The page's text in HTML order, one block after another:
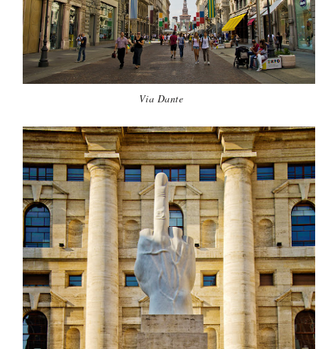
Via Dante